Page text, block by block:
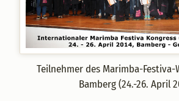
Teilnehmer des Marimba-
Bamberg (24.-26. April